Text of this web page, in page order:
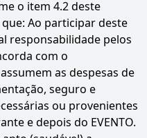
o item 4.2 deste
Ao participar deste
responsabilidade pelos
com o
as despesas de
seguro e
ou provenientes
e depois do EVENTO.